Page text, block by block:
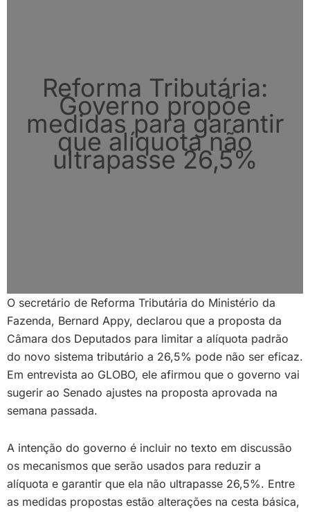
Reforma Tributária:
Governo propõe
medidas para garantir
que alíquota não
ultrapasse 26,5%
O secretário de Reforma Tributária do Ministério da
Fazenda, Bernard Appy, declarou que a proposta da
Câmara dos Deputados para limitar a alíquota padrão
do novo sistema tributário a 26,5% pode não ser eficaz.
Em entrevista ao GLOBO, ele afirmou que o governo vai
sugerir ao Senado ajustes na proposta aprovada na
semana passada.
A intenção do governo é incluir no texto em discussão
os mecanismos que serão usados para reduzir a
alíquota e garantir que ela não ultrapasse 26,5%. Entre
as medidas propostas estão alterações na cesta básica,